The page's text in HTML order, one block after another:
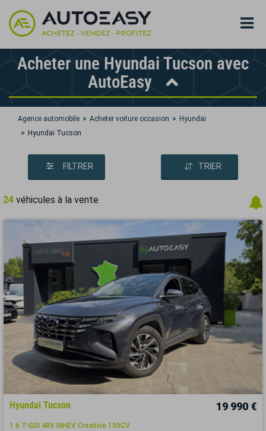
Acheter une Hyundai Tucson avec
AutoEasy
Agence automobile Acheter voiture occasion
Hyundai
Hyundai Tucson
FILTRER TRIER
24 véhicules à la vente
Hyundai Tucson 19 990 €
1.6 T-GDI 48V MHEV Creative 150CV